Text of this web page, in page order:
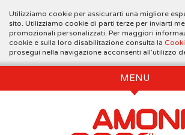
Utilizziamo cookie per assicurarti una migliore
sito. Utilizziamo cookie di parti terze per inviarti
promozionali personalizzati. Per maggiori
cookie e sulla loro disabilitazione consulta la
prosegui nella navigazione acconsenti all’utilizzo
MENU